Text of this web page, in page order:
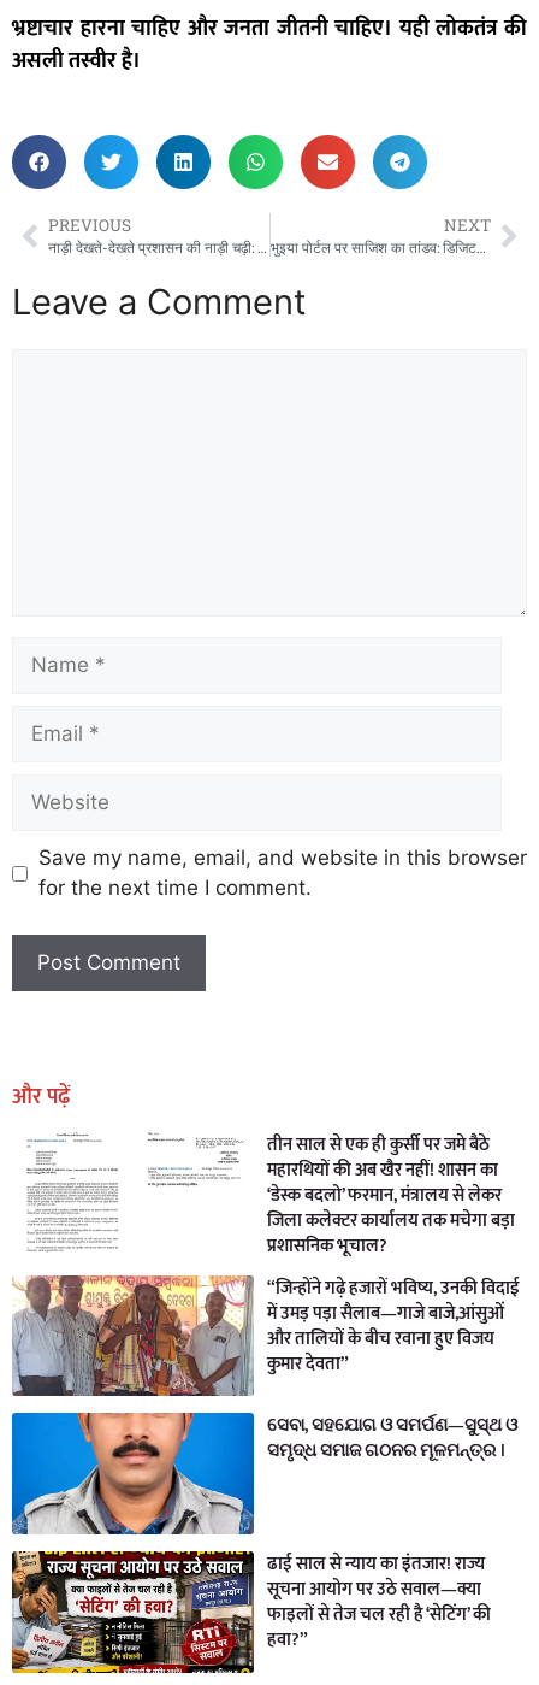
भ्रष्टाचार हारना चाहिए और जनता जीतनी चाहिए। यही लोकतंत्र की
असली तस्वीर है।
PREVIOUS
नाड़ी देखते-देखते प्रशासन की नाड़ी चढ़ी: महासमुंद के प्रसिद्ध नाड़ी रोग विशेषज्ञ करोड़ों की संपत्ति बनाने वाले डॉक्टर के ऊपर हुई प्रशासनिक सर्जरी!
NEXT
भुइया पोर्टल पर साजिश का तांडव: डिजिटल जमीन को कागजी सोना बनाकर 36 लाख उड़ाए…
Leave a Comment
Save my name, email, and website in this browser
for the next time I comment.
और पढ़ें
तीन साल से एक ही कुर्सी पर जमे बैठे
महारथियों की अब खैर नहीं! शासन का
‘डेस्क बदलो’ फरमान, मंत्रालय से लेकर
जिला कलेक्टर कार्यालय तक मचेगा बड़ा
प्रशासनिक भूचाल?
“जिन्होंने गढ़े हजारों भविष्य, उनकी विदाई
में उमड़ पड़ा सैलाब—गाजे बाजे,आंसुओं
और तालियों के बीच रवाना हुए विजय
कुमार देवता”
ସେବା, ସହଯୋଗ ଓ ସମର୍ପଣ—ସୁସ୍ଥ ଓ
ସମୃଦ୍ଧ ସମାଜ ଗଠନର ମୂଳମନ୍ତ୍ର ।
ढाई साल से न्याय का इंतजार! राज्य
सूचना आयोग पर उठे सवाल—क्या
फाइलों से तेज चल रही है ‘सेटिंग’ की
हवा?”